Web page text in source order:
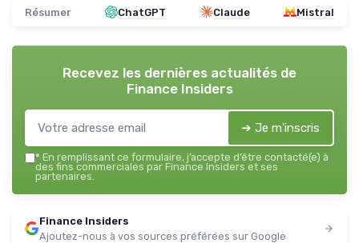
Résumer ChatGPT Claude Mistral
Recevez les dernières actualités de
Finance Insiders
➔ Je m'inscris
* En remplissant ce formulaire, j’accepte d’être contacté(e) à
des fins commerciales par Finance Insiders et ses
partenaires.
Finance Insiders
Ajoutez-nous à vos sources préférées sur Google